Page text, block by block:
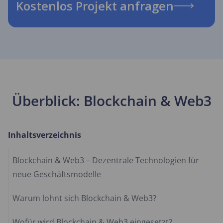
Kostenlos Projekt anfragen
Überblick: Blockchain & Web3
Inhaltsverzeichnis
Blockchain & Web3 – Dezentrale Technologien für
neue Geschäftsmodelle
Warum lohnt sich Blockchain & Web3?